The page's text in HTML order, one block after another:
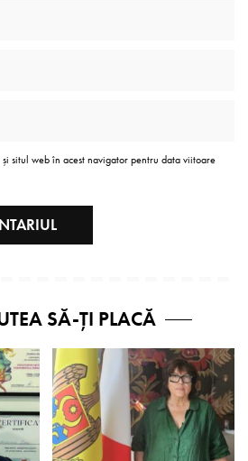
situl web în acest navigator pentru data viitoare
SĂ-ȚI PLACĂ